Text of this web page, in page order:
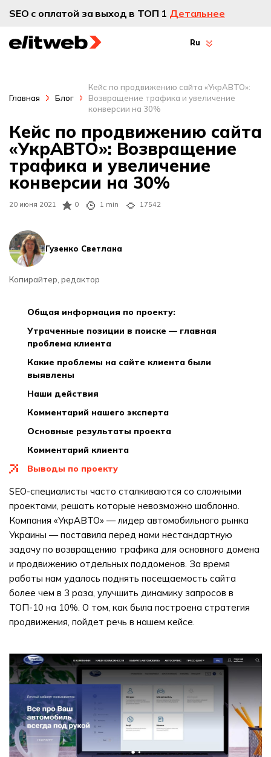
SEO с оплатой за выход в ТОП 1 Детальнее
Ru
Главная Блог
Кейс по продвижению сайта «УкрАВТО»:
Возвращение трафика и увеличение
конверсии на 30%
20 июня 2021 0 1 min 17542
Гузенко Светлана
Копирайтер, редактор
Кейс по продвижению сайта
«УкрАВТО»: Возвращение
трафика и увеличение
конверсии на 30%
общая информация по проекту:
утраченные позиции в поиске — главная
проблема клиента
какие проблемы на сайте клиента были
выявлены
наши действия
комментарий нашего эксперта
основные результаты проекта
комментарий клиента
выводы по проекту
SEO-специалисты часто сталкиваются со сложными
проектами, решать которые невозможно шаблонно.
Компания «УкрАВТО» — лидер автомобильного рынка
Украины — поставила перед нами нестандартную
задачу по возвращению трафика для основного домена
и продвижению отдельных поддоменов. За время
работы нам удалось поднять посещаемость сайта
более чем в 3 раза, улучшить динамику запросов в
ТОП-10 на 10%. О том, как была построена стратегия
продвижения, пойдет речь в нашем кейсе.